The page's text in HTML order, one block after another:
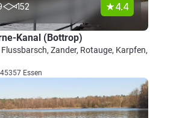
152 4.4
Kanal (Bottrop)
Zander, Rotauge, Karpfen,
Essen